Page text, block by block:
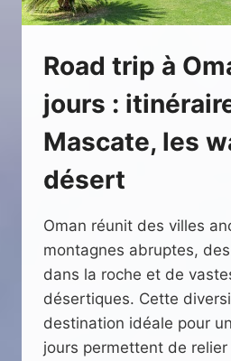
Road trip à
jours :
Mascate, les
désert
Oman réunit des villes
montagnes abruptes,
dans la roche et de
désertiques. Cette
destination idéale pour
jours permettent de